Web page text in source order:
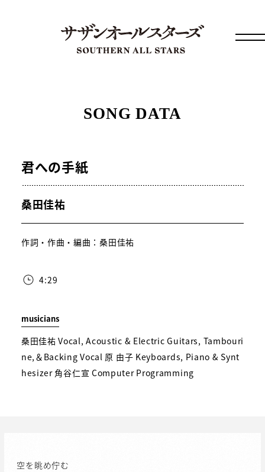
SONG DATA
君への手紙
桑田佳祐
作詞・作曲・編曲：桑田佳祐
4:29
musicians
桑田佳祐 Vocal, Acoustic & Electric Guitars, Tambouri
ne,＆Backing Vocal 原 由子 Keyboards, Piano & Synt
hesizer 角谷仁宣 Computer Programming
空を眺め佇む